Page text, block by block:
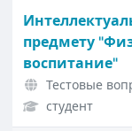
предмету
воспитание"
Тестовые
студент